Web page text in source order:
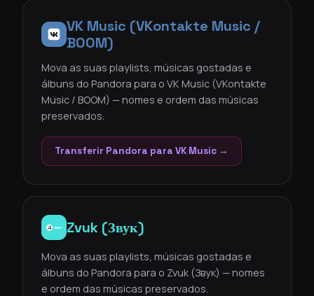
VK Music (VKontakte Music /
BOOM)
Mova as suas playlists, músicas gostadas e
álbuns do Pandora para o VK Music (VKontakte
Music / BOOM) — nomes e ordem das músicas
preservados.
Transferir Pandora para VK Music →
Zvuk (Звук)
Mova as suas playlists, músicas gostadas e
álbuns do Pandora para o Zvuk (Звук) — nomes
e ordem das músicas preservados.